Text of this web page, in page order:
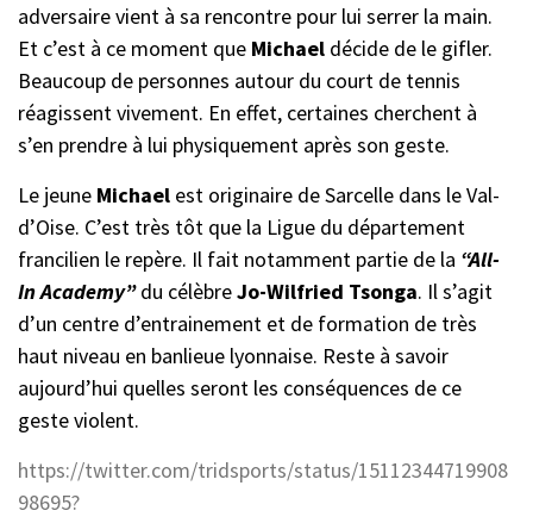
adversaire vient à sa rencontre pour lui serrer la main.
Et c’est à ce moment que Michael décide de le gifler.
Beaucoup de personnes autour du court de tennis
réagissent vivement. En effet, certaines cherchent à
s’en prendre à lui physiquement après son geste.
Le jeune Michael est originaire de Sarcelle dans le Val-
d’Oise. C’est très tôt que la Ligue du département
francilien le repère. Il fait notamment partie de la “All-
In Academy”du célèbreJo-Wilfried Tsonga. Il s’agit
d’un centre d’entrainement et de formation de très
haut niveau en banlieue lyonnaise. Reste à savoir
aujourd’hui quelles seront les conséquences de ce
geste violent.
https://twitter.com/tridsports/status/15112344719908
98695?